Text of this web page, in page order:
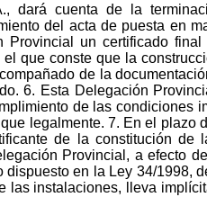
dará cuenta de la
del acta de puesta en
un certificado
que conste que la
de la
6. Esta Delegación
de las condiciones
legalmente. 7. En el
de la constitución
Provincial, a efecto
en la Ley 34/1998,
las instalaciones, lleva